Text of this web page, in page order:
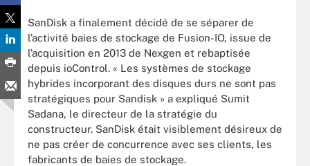
SanDisk a finalement décidé de se séparer de
l’activité baies de stockage de Fusion-IO, issue de
l’acquisition en 2013 de Nexgen et rebaptisée
depuis ioControl. « Les systèmes de stockage
hybrides incorporant des disques durs ne sont pas
stratégiques pour Sandisk » a expliqué Sumit
Sadana, le directeur de la stratégie du
constructeur. SanDisk était visiblement désireux de
ne pas créer de concurrence avec ses clients, les
fabricants de baies de stockage.